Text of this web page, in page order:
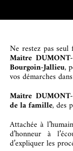
Ne restez pas seul
Maître
Bourgoin-Jallieu,
vos démarches
Maître
de la famille, des
Attachée à
d’honneur à
d’expliquer les